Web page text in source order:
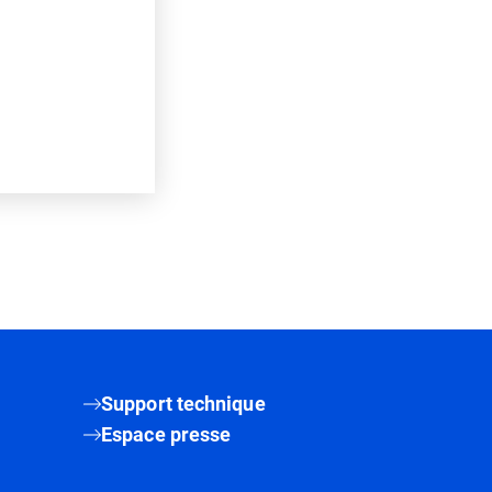
Support technique
Espace presse